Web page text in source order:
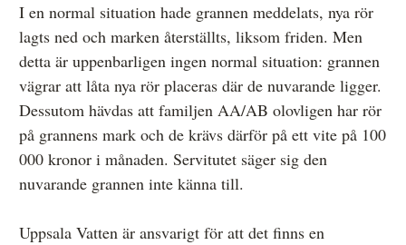
I en normal situation hade grannen meddelats, nya rör
lagts ned och marken återställts, liksom friden. Men
detta är uppenbarligen ingen normal situation: grannen
vägrar att låta nya rör placeras där de nuvarande ligger.
Dessutom hävdas att familjen AA/AB olovligen har rör
på grannens mark och de krävs därför på ett vite på 100
000 kronor i månaden. Servitutet säger sig den
nuvarande grannen inte känna till.
Uppsala Vatten är ansvarigt för att det finns en